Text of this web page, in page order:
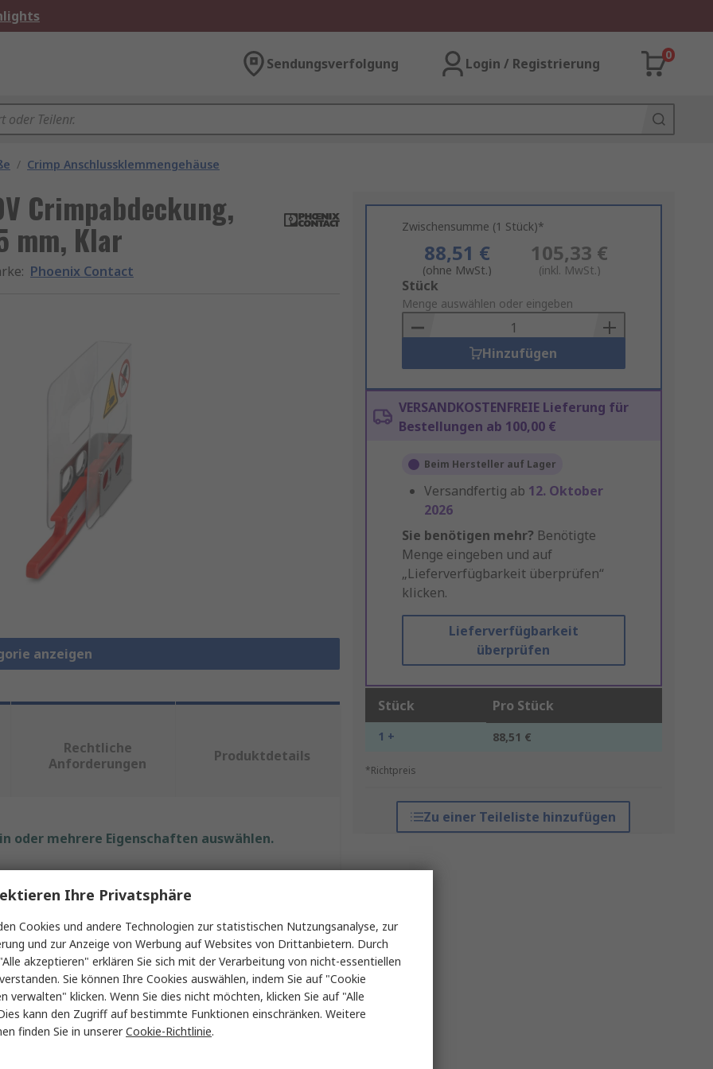
Sendungsverfolgung Login / Registrierung
0
/ Crimp Anschlussklemmengehäuse
Crimpabdeckung,
mm, Klar
: Phoenix Contact
anzeigen
Zwischensumme (1 Stück)*
88,51 €
(ohne MwSt.)
105,33 €
(inkl. MwSt.)
Add
to
Basket
Stück
Menge auswählen oder eingeben
Hinzufügen
VERSANDKOSTENFREIE Lieferung für
Bestellungen ab 100,00 €
Beim Hersteller auf Lager
Versandfertig ab 12. Oktober
2026
Sie benötigen mehr? Benötigte
Menge eingeben und auf
„Lieferverfügbarkeit überprüfen“
klicken.
Lieferverfügbarkeit
überprüfen
Stück Pro Stück
1 + 88,51 €
*Richtpreis
Zu einer Teileliste hinzufügen
Rechtliche
Anforderungen
Produktdetails
oder mehrere Eigenschaften auswählen.
Crimpabdeckung
Kabelöse
Kunststoff
Ihre Privatsphäre
Cookies und andere Technologien zur statistischen Nutzungsanalyse, zur
und zur Anzeige von Werbung auf Websites von Drittanbietern. Durch
akzeptieren" erklären Sie sich mit der Verarbeitung von nicht-essentiellen
Sie können Ihre Cookies auswählen, indem Sie auf "Cookie
verwalten" klicken. Wenn Sie dies nicht möchten, klicken Sie auf "Alle
kann den Zugriff auf bestimmte Funktionen einschränken. Weitere
finden Sie in unsererCookie-Richtlinie.